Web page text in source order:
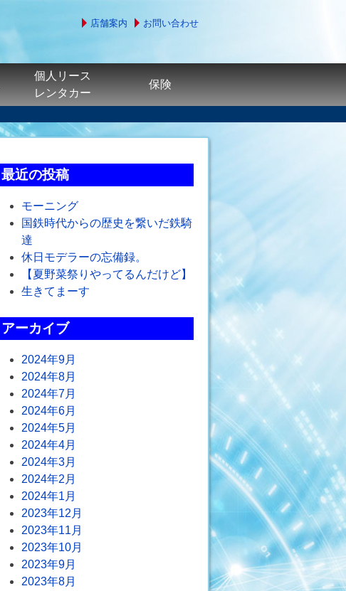
店舗案内 お問い合わせ
個人リース
レンタカー
保険
最近の投稿
モーニング
国鉄時代からの歴史を繋いだ鉄騎
達
休日モデラーの忘備録。
【夏野菜祭りやってるんだけど】
生きてまーす
アーカイブ
2024年9月
2024年8月
2024年7月
2024年6月
2024年5月
2024年4月
2024年3月
2024年2月
2024年1月
2023年12月
2023年11月
2023年10月
2023年9月
2023年8月